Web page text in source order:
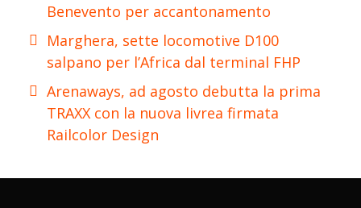
Benevento per accantonamento
Marghera, sette locomotive D100
salpano per l’Africa dal terminal FHP
Arenaways, ad agosto debutta la prima
TRAXX con la nuova livrea firmata
Railcolor Design